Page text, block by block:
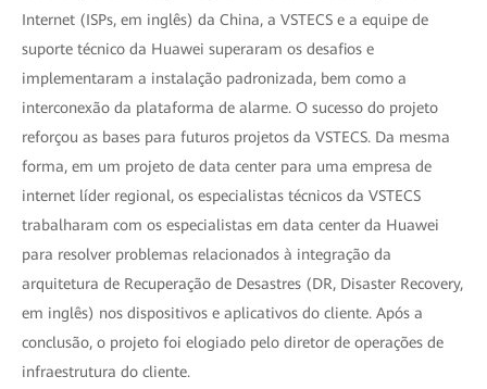
Internet (ISPs, em inglês) da China, a VSTECS e a equipe de
suporte técnico da Huawei superaram os desafios e
implementaram a instalação padronizada, bem como a
interconexão da plataforma de alarme. O sucesso do projeto
reforçou as bases para futuros projetos da VSTECS. Da mesma
forma, em um projeto de data center para uma empresa de
internet líder regional, os especialistas técnicos da VSTECS
trabalharam com os especialistas em data center da Huawei
para resolver problemas relacionados à integração da
arquitetura de Recuperação de Desastres (DR, Disaster Recovery,
em inglês) nos dispositivos e aplicativos do cliente. Após a
conclusão, o projeto foi elogiado pelo diretor de operações de
infraestrutura do cliente.